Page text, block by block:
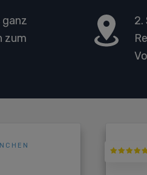
ganz
zum
2.